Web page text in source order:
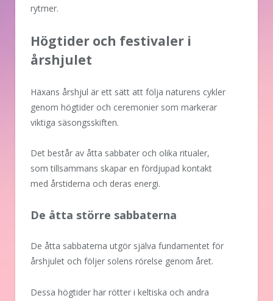
rytmer.
Högtider och festivaler i
årshjulet
Häxans årshjul är ett sätt att följa naturens cykler
genom högtider och ceremonier som markerar
viktiga säsongsskiften.
Det består av åtta sabbater och olika ritualer,
som tillsammans skapar en fördjupad kontakt
med årstiderna och deras energi.
De åtta större sabbaterna
De åtta sabbaterna utgör själva fundamentet för
årshjulet och följer solens rörelse genom året.
Dessa högtider har rötter i keltiska och andra